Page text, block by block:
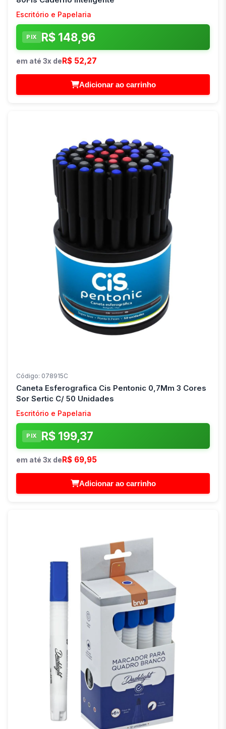
Escritório e Papelaria
PIX R$ 148,96
em até 3x de R$ 52,27
Adicionar ao carrinho
Código: 078915C
Caneta Esferografica Cis Pentonic 0,7Mm 3 Cores
Sor Sertic C/ 50 Unidades
Escritório e Papelaria
PIX R$ 199,37
em até 3x de R$ 69,95
Adicionar ao carrinho